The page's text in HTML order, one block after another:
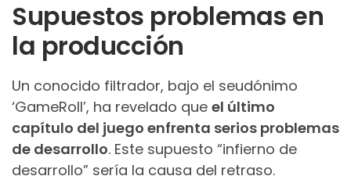
Supuestos problemas en
la producción
Un conocido filtrador, bajo el seudónimo
‘GameRoll’, ha revelado que el último
capítulo del juego enfrenta serios problemas
de desarrollo. Este supuesto “infierno de
desarrollo” sería la causa del retraso.